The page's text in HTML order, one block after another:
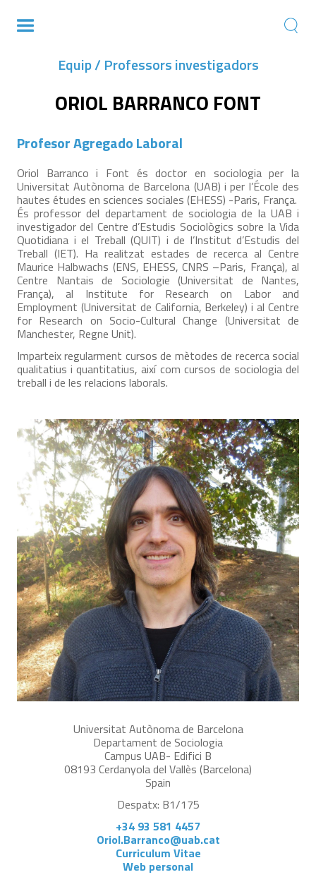
Equip / Professors investigadors
ORIOL BARRANCO FONT
Profesor Agregado Laboral
Oriol Barranco i Font és doctor en sociologia per la
Universitat Autònoma de Barcelona (UAB) i per l’École des
hautes études en sciences sociales (EHESS) -Paris, França.
És professor del departament de sociologia de la UAB i
investigador del Centre d’Estudis Sociològics sobre la Vida
Quotidiana i el Treball (QUIT) i de l’Institut d’Estudis del
Treball (IET). Ha realitzat estades de recerca al Centre
Maurice Halbwachs (ENS, EHESS, CNRS –Paris, França), al
Centre Nantais de Sociologie (Universitat de Nantes,
França), al Institute for Research on Labor and
Employment (Universitat de California, Berkeley) i al Centre
for Research on Socio-Cultural Change (Universitat de
Manchester, Regne Unit).
Imparteix regularment cursos de mètodes de recerca social
qualitatius i quantitatius, així com cursos de sociologia del
treball i de les relacions laborals.
Universitat Autònoma de Barcelona
Departament de Sociologia
Campus UAB- Edifici B
08193 Cerdanyola del Vallès (Barcelona)
Spain
Despatx: B1/175
+34 93 581 4457
Oriol.Barranco@uab.cat
Curriculum Vitae
Web personal